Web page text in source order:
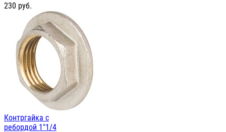
230 руб.
Контргайка с
ребордой 1"1/4